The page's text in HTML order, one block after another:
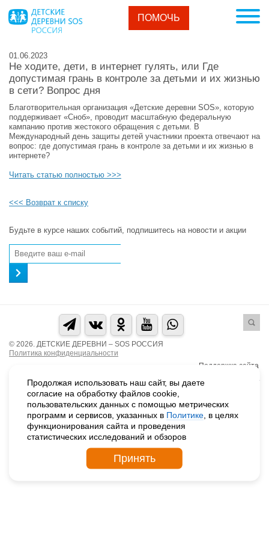
ПОМОЧЬ
01.06.2023
Не ходите, дети, в интернет гулять, или Где
допустимая грань в контроле за детьми и их жизнью
в сети? Вопрос дня
Благотворительная организация «Детские деревни SOS», которую
поддерживает «Сноб», проводит масштабную федеральную
кампанию против жестокого обращения с детьми. В
Международный день защиты детей участники проекта отвечают на
вопрос: где допустимая грань в контроле за детьми и их жизнью в
интернете?
Читать статью полностью >>>
<<< Возврат к списку
Будьте в курсе наших событий, подпишитесь на новости и акции
Поддержка сайта
© 2026. ДЕТСКИЕ ДЕРЕВНИ – SOS РОССИЯ
Политика конфиденциальности
Продолжая использовать наш сайт, вы даете
согласие на обработку файлов cookie,
пользовательских данных с помощью метрических
программ и сервисов, указанных в Политике, в целях
функционирования сайта и проведения
статистических исследований и обзоров
Принять